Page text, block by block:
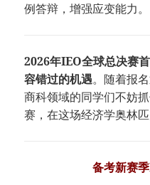
例答辩，增强应变能力。
​2026年IEO全球总决赛
容错过的机遇​。随着报
商科领域的同学们不妨
赛，在这场经济学奥林
备考新赛